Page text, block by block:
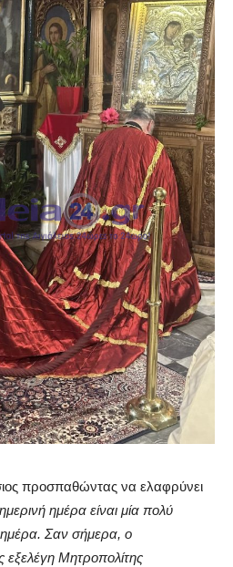
προσπαθώντας να ελαφρύνει
ημέρα είναι μία πολύ
ημέρα. Σαν σήμερα, ο
Μητροπολίτης